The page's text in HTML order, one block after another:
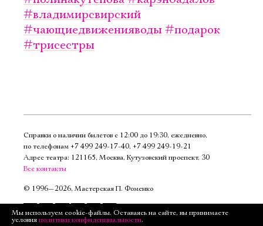
#владимирсвирский
#чающиедвиженияводы#подарок
#трисестры
Справки о наличии билетов с 12:00 до 19:30, ежедневно,
по телефонам +7 499 249‑17‑40, +7 499 249‑19‑21
Адрес театра: 121165, Москва, Кутузовский проспект, 30
Все контакты
© 1996—2026, Мастерская П. Фоменко
Подписаться
Мы используем cookie-файлы. Оставаясь на сайте, вы принимаете
условия политики конфиденциальности.